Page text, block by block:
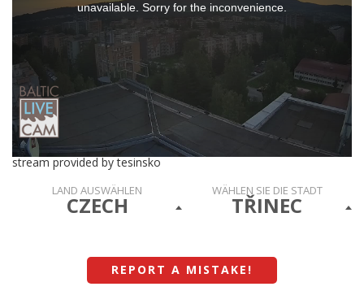
modal
unavailable. Sorry for the inconvenience.
stream provided by tesinsko
LAND AUSWÄHLEN
CZECH
WÄHLEN SIE DIE STADT
TŘINEC
REPORT A MISTAKE !